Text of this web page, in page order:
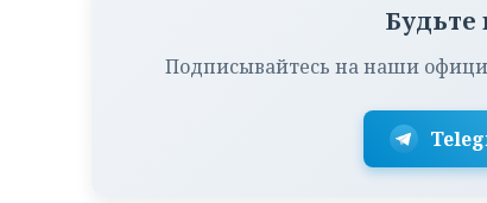
Будьте
Подписывайтесь на наши